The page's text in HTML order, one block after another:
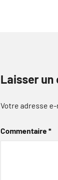
Laisser
Votre adresse e-
Commentaire*